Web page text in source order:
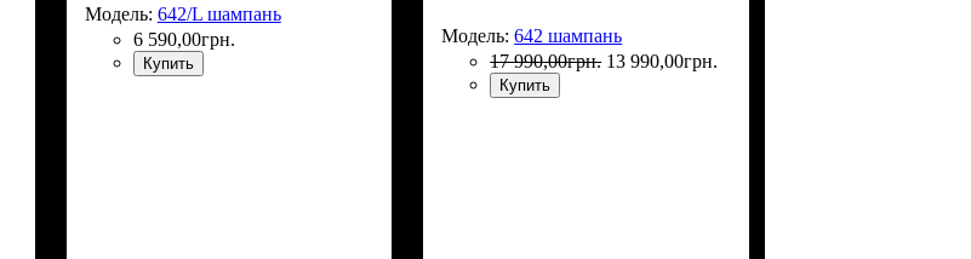
Модель: 642/L шампань
6 590,00грн.
Купить
Модель:642 шампань
17 990,00грн. 13 990,00грн.
Купить